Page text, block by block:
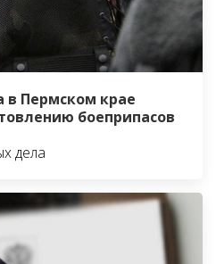
Пермском крае
боеприпасов
дела